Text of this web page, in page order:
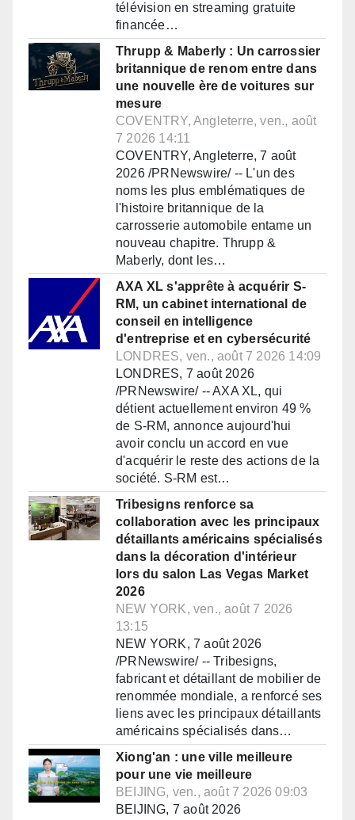
télévision en streaming gratuite
financée…
Thrupp & Maberly : Un carrossier
britannique de renom entre dans
une nouvelle ère de voitures sur
mesure
COVENTRY, Angleterre, ven., août
7 2026 14:11
COVENTRY, Angleterre, 7 août
2026 /PRNewswire/ -- L'un des
noms les plus emblématiques de
l'histoire britannique de la
carrosserie automobile entame un
nouveau chapitre. Thrupp &
Maberly, dont les…
AXA XL s'apprête à acquérir S-
RM, un cabinet international de
conseil en intelligence
d'entreprise et en cybersécurité
LONDRES, ven., août 7 2026 14:09
LONDRES, 7 août 2026
/PRNewswire/ -- AXA XL, qui
détient actuellement environ 49 %
de S-RM, annonce aujourd'hui
avoir conclu un accord en vue
d'acquérir le reste des actions de la
société. S-RM est…
Tribesigns renforce sa
collaboration avec les principaux
détaillants américains spécialisés
dans la décoration d'intérieur
lors du salon Las Vegas Market
2026
NEW YORK, ven., août 7 2026
13:15
NEW YORK, 7 août 2026
/PRNewswire/ -- Tribesigns,
fabricant et détaillant de mobilier de
renommée mondiale, a renforcé ses
liens avec les principaux détaillants
américains spécialisés dans…
Xiong'an : une ville meilleure
pour une vie meilleure
BEIJING, ven., août 7 2026 09:03
BEIJING, 7 août 2026